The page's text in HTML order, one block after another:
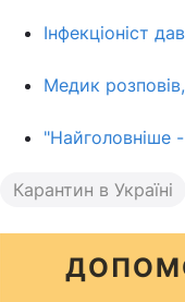
Інфекціоніст
Медик
"Найголовніше
Карантин в Україні